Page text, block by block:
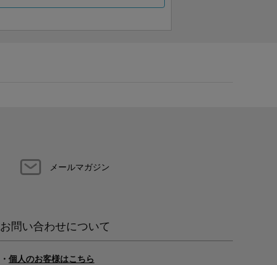
メールマガジン
お問い合わせについて
・ 個人のお客様はこちら